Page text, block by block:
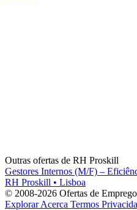
Outras ofertas de RH Proskill
Gestores Internos (M/F) –
RH Proskill • Lisboa
© 2008-2026 Ofertas de
ExplorarAcerca Termos